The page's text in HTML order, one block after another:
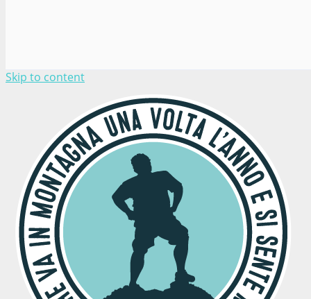
Skip to content